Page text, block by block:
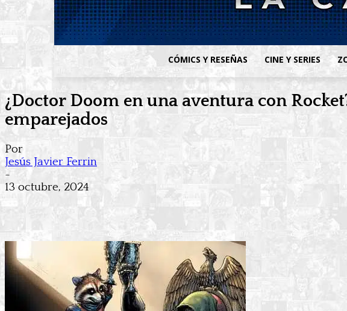
CÓMICS Y RESEÑAS CINE Y SERIES
¿Doctor Doom en una aventura con
emparejados
Por
Jesús Javier Ferrin
-
13 octubre, 2024